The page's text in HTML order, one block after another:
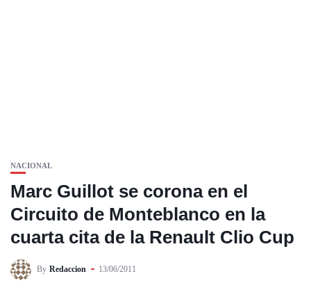
NACIONAL
Marc Guillot se corona en el
Circuito de Monteblanco en la
cuarta cita de la Renault Clio Cup
By Redaccion 13/06/2011